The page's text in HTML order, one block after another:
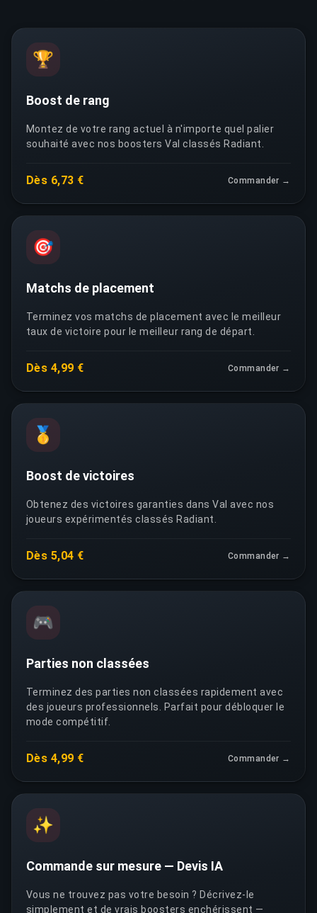
🏆
Boost de rang
Montez de votre rang actuel à n'importe quel palier
souhaité avec nos boosters Val classés Radiant.
Dès 6,73 € Commander →
🎯
Matchs de placement
Terminez vos matchs de placement avec le meilleur
taux de victoire pour le meilleur rang de départ.
Dès 4,99 € Commander →
🥇
Boost de victoires
Obtenez des victoires garanties dans Val avec nos
joueurs expérimentés classés Radiant.
Dès 5,04 € Commander →
🎮
Parties non classées
Terminez des parties non classées rapidement avec
des joueurs professionnels. Parfait pour débloquer le
mode compétitif.
Dès 4,99 € Commander →
✨
Commande sur mesure — Devis IA
Vous ne trouvez pas votre besoin ? Décrivez-le
simplement et de vrais boosters enchérissent —